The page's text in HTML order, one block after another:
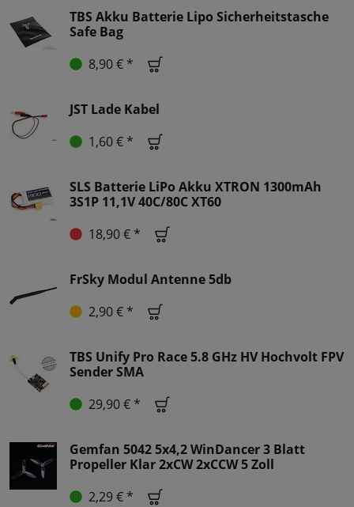
TBS Akku Batterie Lipo Sicherheitstasche
Safe Bag
8,90 € *
JST Lade Kabel
1,60 € *
SLS Batterie LiPo Akku XTRON 1300mAh
3S1P 11,1V 40C/80C XT60
18,90 € *
FrSky Modul Antenne 5db
2,90 € *
TBS Unify Pro Race 5.8 GHz HV Hochvolt FPV
Sender SMA
29,90 € *
Gemfan 5042 5x4,2 WinDancer 3 Blatt
Propeller Klar 2xCW 2xCCW 5 Zoll
2,29 € *